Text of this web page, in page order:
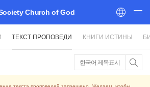
Church of God
ТЕКСТ ПРОПОВЕДИ КНИГИ ИСТИНЫ
한국어 제목표시